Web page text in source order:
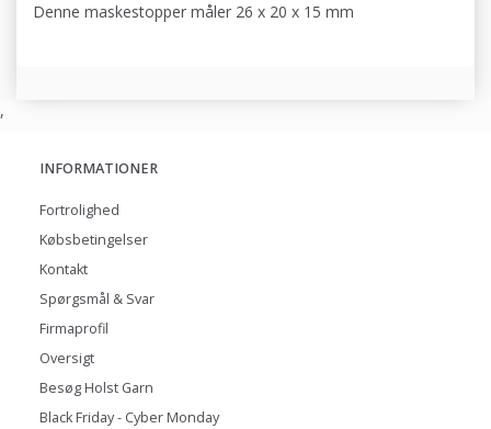
Denne maskestopper måler 26 x 20 x 15 mm
,
INFORMATIONER
Fortrolighed
Købsbetingelser
Kontakt
Spørgsmål & Svar
Firmaprofil
Oversigt
Besøg Holst Garn
Black Friday - Cyber Monday